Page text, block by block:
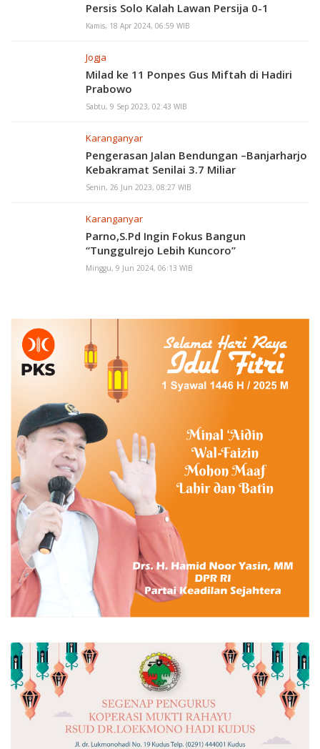
Persis Solo Kalah Lawan Persija 0-1
Kamis, 18 Apr 2024, 06:59 WIB
Jogja
Milad ke 11 Ponpes Gus Miftah di Hadiri
Prabowo
Sabtu, 9 Sep 2023, 02:43 WIB
Karanganyar
Pengerasan Jalan Bendungan –Banjarharjo
Kebakramat Senilai 3.7 Miliar
Senin, 26 Jun 2023, 08:27 WIB
Karanganyar
Parno,S.Pd Ingin Fokus Bangun
“Tunggulrejo Lebih Kuncoro”
Minggu, 9 Jun 2024, 06:13 WIB